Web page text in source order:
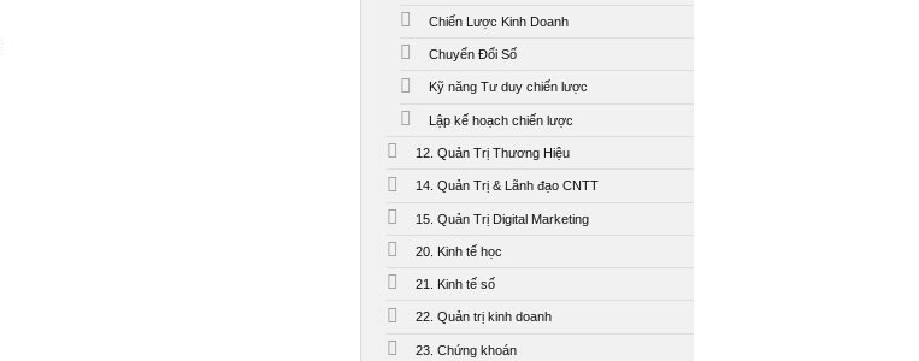
Chiến Lược Kinh Doanh
Chuyển Đổi Số
Kỹ năng Tư duy chiến lược
Lập kế hoạch chiến lược
12. Quản Trị Thương Hiệu
14. Quản Trị & Lãnh đạo CNTT
15. Quản Trị Digital Marketing
20. Kinh tế học
21. Kinh tế số
22. Quản trị kinh doanh
23. Chứng khoán